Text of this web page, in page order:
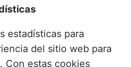
estadísticas para
del sitio web para
Con estas cookies